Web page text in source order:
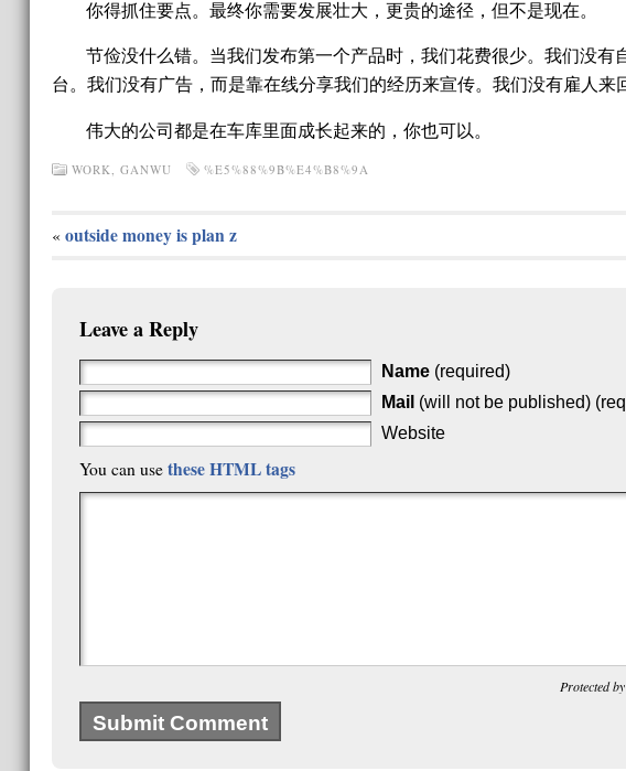
你得抓住要点。最终你需要发展壮大，更贵的途径，但不是现在。
节俭没什么错。当我们发布第一个产品时，我们花费很少。我们没
台。我们没有广告，而是靠在线分享我们的经历来宣传。我们没有雇人
伟大的公司都是在车库里面成长起来的，你也可以。
WORK, GANWU %E5%88%9B%E4%B8%9A
« outside money is plan z
Leave a Reply
Name (required)
Mail (will not be published)
Website
You can use these HTML tags
Protected by